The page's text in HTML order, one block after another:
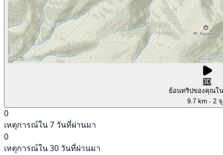
3D
ย้อนทริปของคุณใ
9.7 km · 2
0
เหตุการณ์ใน 7 วันที่ผ่านมา
0
เหตุการณ์ใน 30 วันที่ผ่านมา